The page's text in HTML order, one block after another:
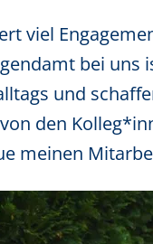
viel
bei uns
und
den
meinen